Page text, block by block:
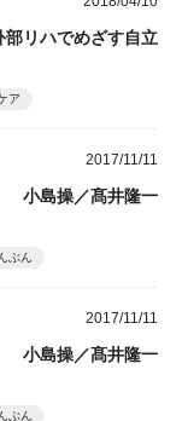
リハでめざす自立
ア
2017/11/11
小島操／髙井隆一
ぶん
2017/11/11
小島操／髙井隆一
ぶん